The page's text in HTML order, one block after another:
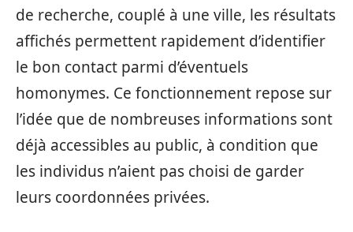
de recherche, couplé à une ville, les résultats
affichés permettent rapidement d’identifier
le bon contact parmi d’éventuels
homonymes. Ce fonctionnement repose sur
l’idée que de nombreuses informations sont
déjà accessibles au public, à condition que
les individus n’aient pas choisi de garder
leurs coordonnées privées.